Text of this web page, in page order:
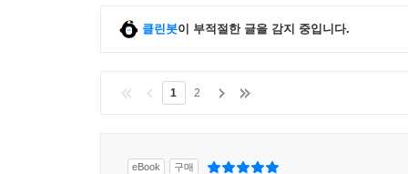
클린봇이 부적절한 글을 감지 중입니다.
1 2
eBook 구매